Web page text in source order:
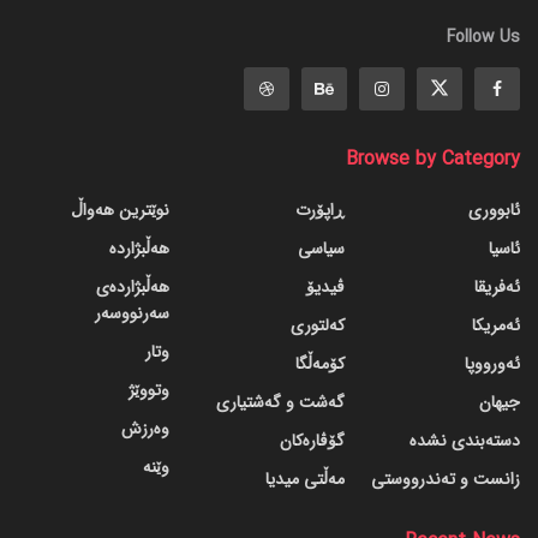
Follow Us
Browse by Category
ئابووری
ئاسیا
ئەفریقا
ئەمریکا
ئەورووپا
جیهان
دسته‌بندی نشده
زانست و تەندرووستی
ڕاپۆرت
سیاسی
ڤیدیۆ
کەلتوری
کۆمەڵگا
گه‌شت و گه‌شتیاری
گۆڤاره‌کان
مەڵتی میدیا
نوێترین هەواڵ
هەڵبژاردە
هەڵبژاردەی
سەرنووسەر
وتار
وتووێژ
وەرزش
وێنە